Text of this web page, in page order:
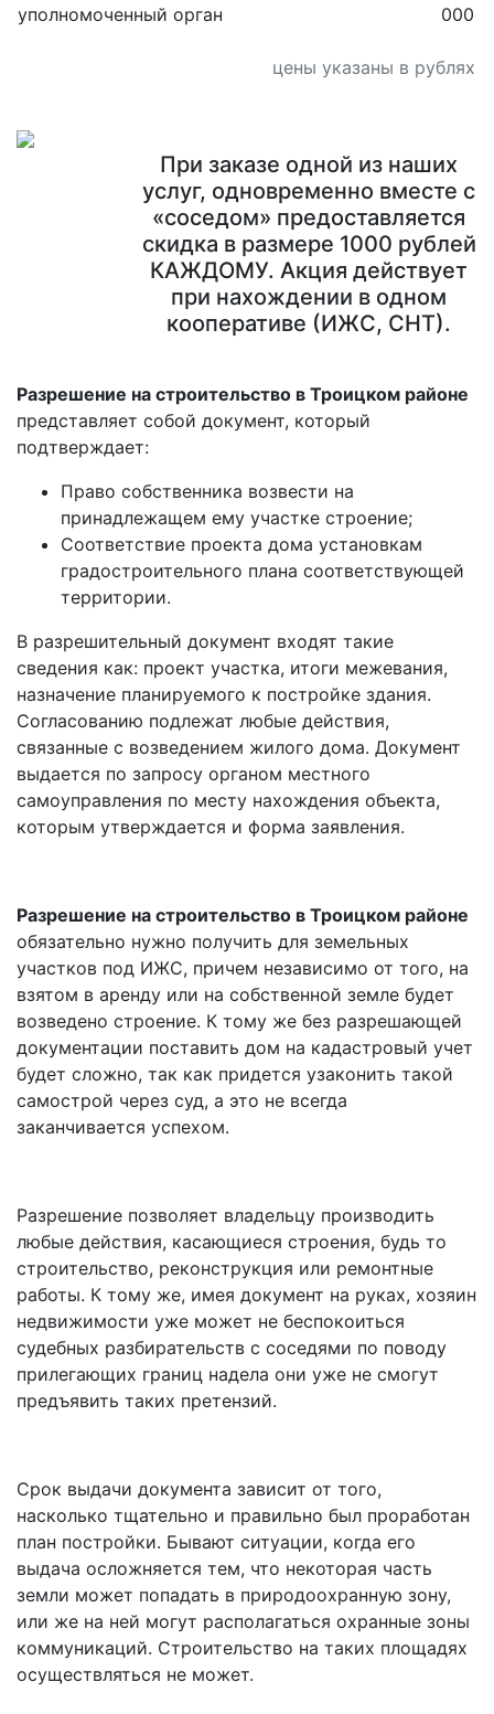
уполномоченный орган
000
цены указаны в рублях
При заказе одной из наших
услуг, одновременно вместе с
«соседом» предоставляется
скидка в размере 1000 рублей
КАЖДОМУ. Акция действует
при нахождении в одном
кооперативе (ИЖС, СНТ).
Разрешение на строительство в Троицком районе
представляет собой документ, который
подтверждает:
Право собственника возвести на
принадлежащем ему участке строение;
Соответствие проекта дома установкам
градостроительного плана соответствующей
территории.
В разрешительный документ входят такие
сведения как: проект участка, итоги межевания,
назначение планируемого к постройке здания.
Согласованию подлежат любые действия,
связанные с возведением жилого дома. Документ
выдается по запросу органом местного
самоуправления по месту нахождения объекта,
которым утверждается и форма заявления.
Разрешение на строительство в Троицком районе
обязательно нужно получить для земельных
участков под ИЖС, причем независимо от того, на
взятом в аренду или на собственной земле будет
возведено строение. К тому же без разрешающей
документации поставить дом на кадастровый учет
будет сложно, так как придется узаконить такой
самострой через суд, а это не всегда
заканчивается успехом.
Разрешение позволяет владельцу производить
любые действия, касающиеся строения, будь то
строительство, реконструкция или ремонтные
работы. К тому же, имея документ на руках, хозяин
недвижимости уже может не беспокоиться
судебных разбирательств с соседями по поводу
прилегающих границ надела они уже не смогут
предъявить таких претензий.
Срок выдачи документа зависит от того,
насколько тщательно и правильно был проработан
план постройки. Бывают ситуации, когда его
выдача осложняется тем, что некоторая часть
земли может попадать в природоохранную зону,
или же на ней могут располагаться охранные зоны
коммуникаций. Строительство на таких площадях
осуществляться не может.